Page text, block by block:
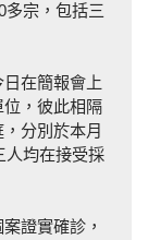
多宗，包括三
在簡報會上
，彼此相隔
分別於本月
人均在接受採
證實確診，